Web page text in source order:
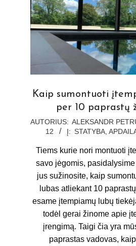
Kaip sumontuoti
per 10 paprastų
2021-
12
AUTORIUS: ALEKSANDR
12
Į: STATYBA,
Tiems kurie nori montuoti
savo jėgomis,
jus sužinosite, kaip
lubas atliekant 10
esame įtempiamų lubų
todėl gerai žinome apie
įrengimą. Taigi čia yra
paprastas vadovas,